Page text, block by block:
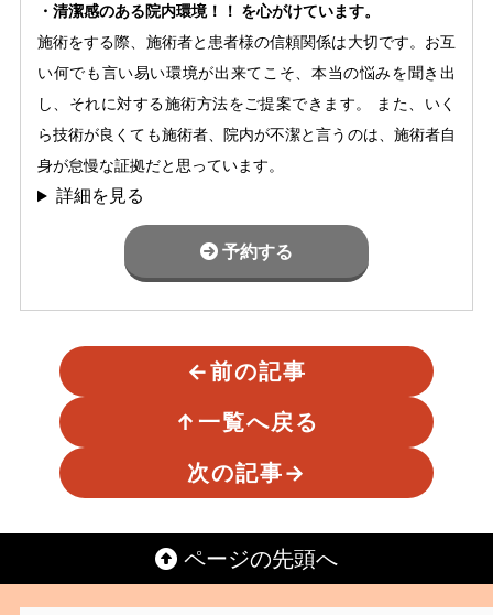
・清潔感のある院内環境！！ を心がけています。
施術をする際、施術者と患者様の信頼関係は大切です。お互
い何でも言い易い環境が出来てこそ、本当の悩みを聞き出
し、それに対する施術方法をご提案できます。 また、いく
ら技術が良くても施術者、院内が不潔と言うのは、施術者自
身が怠慢な証拠だと思っています。
詳細を見る
予約する
←前の記事
↑ 一覧へ戻る
次の記事→
ページの先頭へ